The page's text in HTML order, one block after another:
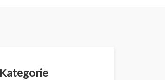
Kategorie